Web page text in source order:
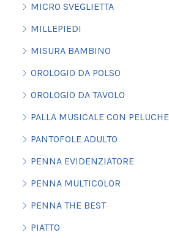
MICRO SVEGLIETTA
MILLEPIEDI
MISURA BAMBINO
OROLOGIO DA POLSO
OROLOGIO DA TAVOLO
PALLA MUSICALE CON PELUCHE
PANTOFOLE ADULTO
PENNA EVIDENZIATORE
PENNA MULTICOLOR
PENNA THE BEST
PIATTO